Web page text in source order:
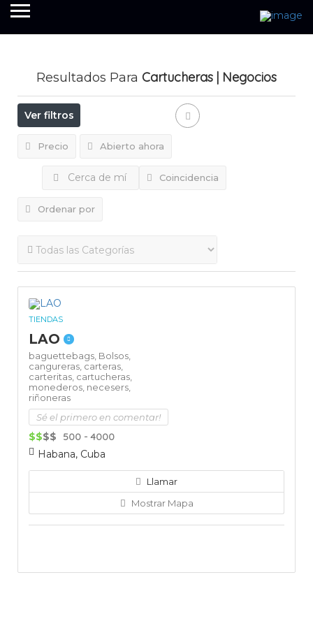
Resultados Para Cartucheras | Negocios
Ver filtros
Precio Abierto ahora
Cerca de mí Coincidencia
Ordenar por
TIENDAS
LAO
baguettebags, Bolsos,
cangureras, carteras,
carteritas, cartucheras,
monederos, necesers,
riñoneras
Sé el primero en comentar!
$$$$
500 - 4000
Habana, Cuba
Llamar
Mostrar Mapa